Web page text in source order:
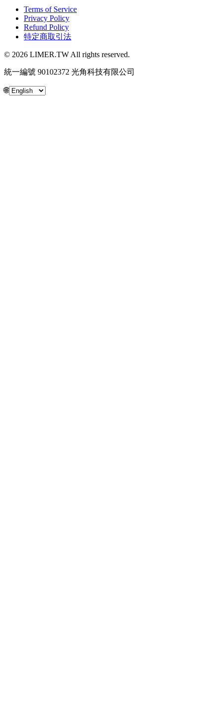
Terms of Service
Privacy Policy
Refund Policy
特定商取引法
© 2026 LIMER.TW All rights reserved.
統一編號 90102372 光角科技有限公司
🌐